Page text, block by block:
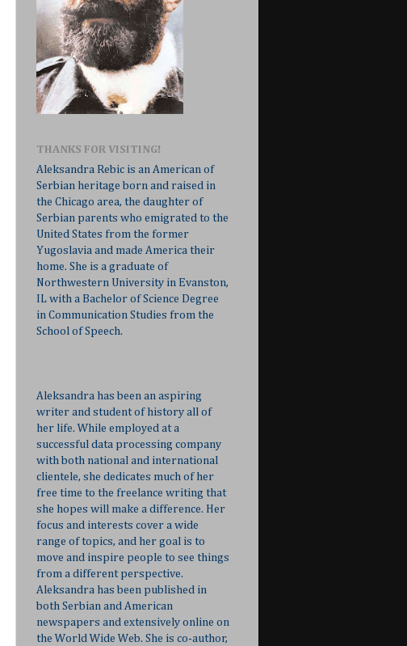
THANKS FOR VISITING!
Aleksandra Rebic is an American of
Serbian heritage born and raised in
the Chicago area, the daughter of
Serbian parents who emigrated to the
United States from the former
Yugoslavia and made America their
home. She is a graduate of
Northwestern University in Evanston,
IL with a Bachelor of Science Degree
in Communication Studies from the
School of Speech.
Aleksandra has been an aspiring
writer and student of history all of
her life. While employed at a
successful data processing company
with both national and international
clientele, she dedicates much of her
free time to the freelance writing that
she hopes will make a difference. Her
focus and interests cover a wide
range of topics, and her goal is to
move and inspire people to see things
from a different perspective.
Aleksandra has been published in
both Serbian and American
newspapers and extensively online on
the World Wide Web. She is co-author,